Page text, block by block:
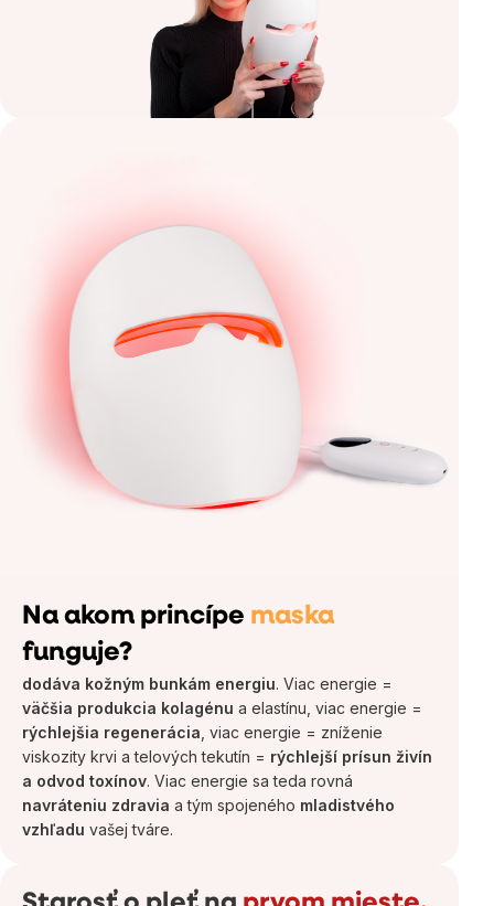
Na akom princípe maska
funguje?
dodáva kožným bunkám energiu. Viac energie =
väčšia produkcia kolagénu a elastínu, viac energie =
rýchlejšia regenerácia , viac energie = zníženie
viskozity krvi a telových tekutín = rýchlejší prísun živín
a odvod toxínov. Viac energie sa teda rovná
navráteniu zdravia a tým spojeného mladistvého
vzhľadu vašej tváre.